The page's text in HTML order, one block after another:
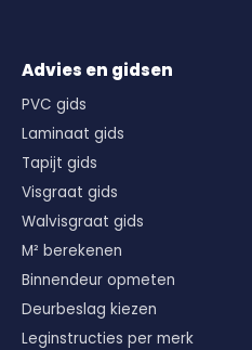
Advies en gidsen
PVC gids
Laminaat gids
Tapijt gids
Visgraat gids
Walvisgraat gids
M² berekenen
Binnendeur opmeten
Deurbeslag kiezen
Leginstructies per merk